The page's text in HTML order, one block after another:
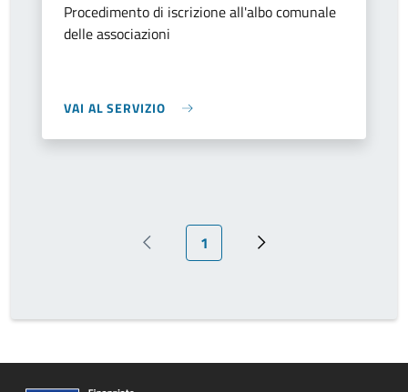
Procedimento di iscrizione all'albo comunale
delle associazioni
VAI AL SERVIZIO
Pagina precedente
Pagina attuale
1 Prossima pagina